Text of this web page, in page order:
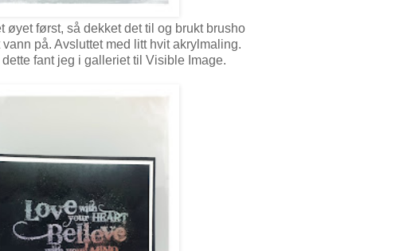
øyet først, så dekket det til og brukt brusho
på. Avsluttet med litt hvit akrylmaling.
dette fant jeg i galleriet til Visible Image.